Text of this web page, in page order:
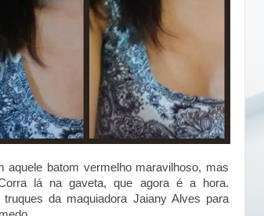
aquele batom vermelho maravilhoso, mas
lá na gaveta, que agora é a hora.
da maquiadora Jaiany Alves para